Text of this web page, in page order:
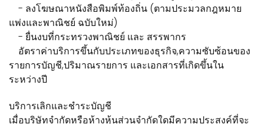
- ลงโฆษณาหนังสือพิมพ์ท้องถิ่น (ตามประมวลกฎหมาย
แพ่งและพาณิชย์ ฉบับใหม่)
- ยื่นงบที่กระทรวงพาณิชย์ และ สรรพากร
อัตราค่าบริการขึ้นกับประเภทของธุรกิจ,ความซับซ้อนของ
รายการบัญชี,ปริมาณรายการ และเอกสารที่เกิดขึ้นใน
ระหว่างปี
บริการเลิกและชำระบัญชี
เมื่อบริษัทจำกัดหรือห้างหุ้นส่วนจำกัดใดมีความประสงค์ที่จะ